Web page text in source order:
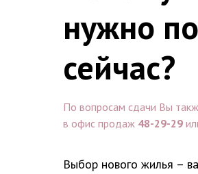
нужно
сейчас?
По вопросам сдачи Вы
в офис продаж 48-29-29
Выбор нового жилья –